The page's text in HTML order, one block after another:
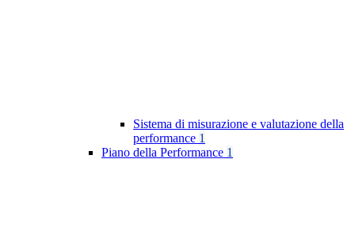
Sistema di misurazione e valutazione della
performance 1
Piano della Performance 1